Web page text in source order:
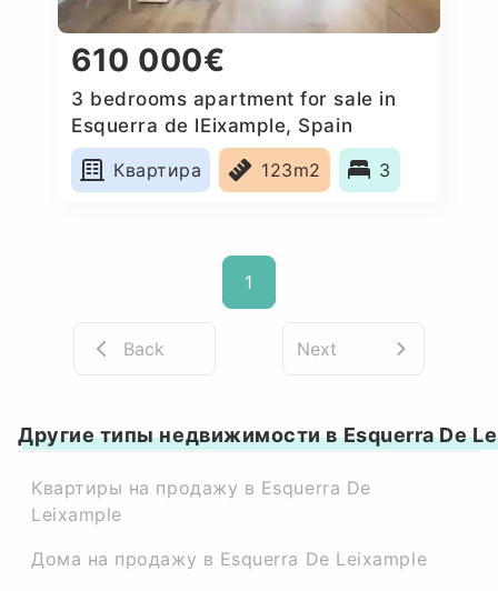
610 000€
3 bedrooms apartment for sale in
Esquerra de lEixample, Spain
Квартира
123m2 3
1
Back Next
Другие типы недвижимости в Esquerra De
Квартиры на продажу в Esquerra De
Leixample
Дома на продажу в Esquerra De Leixample